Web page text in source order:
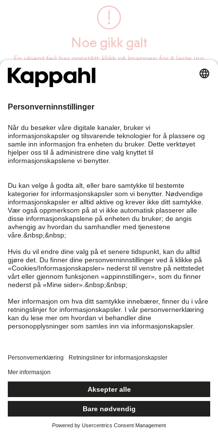
Noe gikk galt
En ukjent feil har oppstått, klikk på knappen for å laste inn
siden på nytt.